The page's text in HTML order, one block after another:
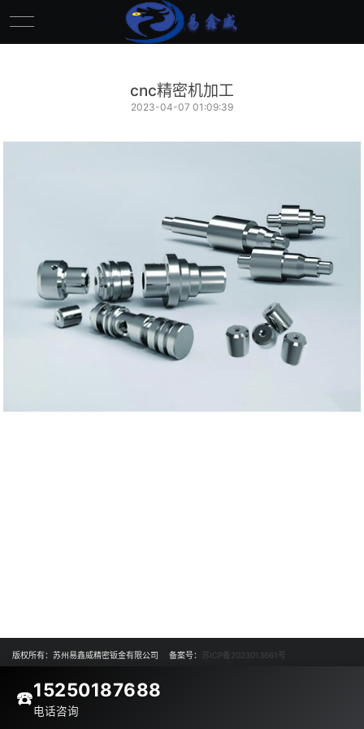
cnc精密机加工
2023-04-07 01:09:39
版权所有：苏州易鑫威精密钣金有限公司 备案号： 苏ICP备2023013661号
☎️15250187688
电话咨询